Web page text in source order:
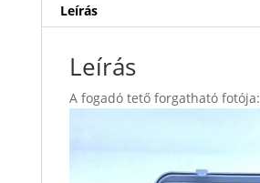
Leírás
Leírás
A fogadó tető forgatható fotója: